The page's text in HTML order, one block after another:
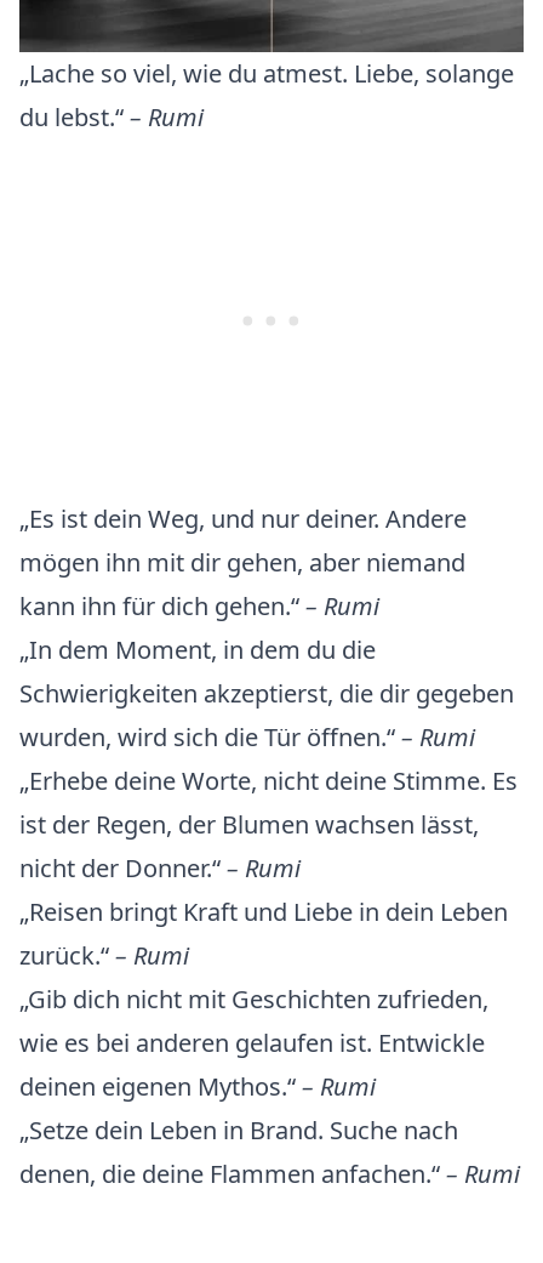
„Lache so viel, wie du atmest. Liebe, solange
du lebst.“– Rumi
„Es ist dein Weg, und nur deiner. Andere
mögen ihn mit dir gehen, aber niemand
kann ihn für dich gehen.“– Rumi
„In dem Moment, in dem du die
Schwierigkeiten akzeptierst, die dir gegeben
wurden, wird sich die Tür öffnen.“– Rumi
„Erhebe deine Worte, nicht deine Stimme. Es
ist der Regen, der Blumen wachsen lässt,
nicht der Donner.“– Rumi
„Reisen bringt Kraft und Liebe in dein Leben
zurück.“– Rumi
„Gib dich nicht mit Geschichten zufrieden,
wie es bei anderen gelaufen ist. Entwickle
deinen eigenen Mythos.“– Rumi
„Setze dein Leben in Brand. Suche nach
denen, die deine Flammen anfachen.“– Rumi